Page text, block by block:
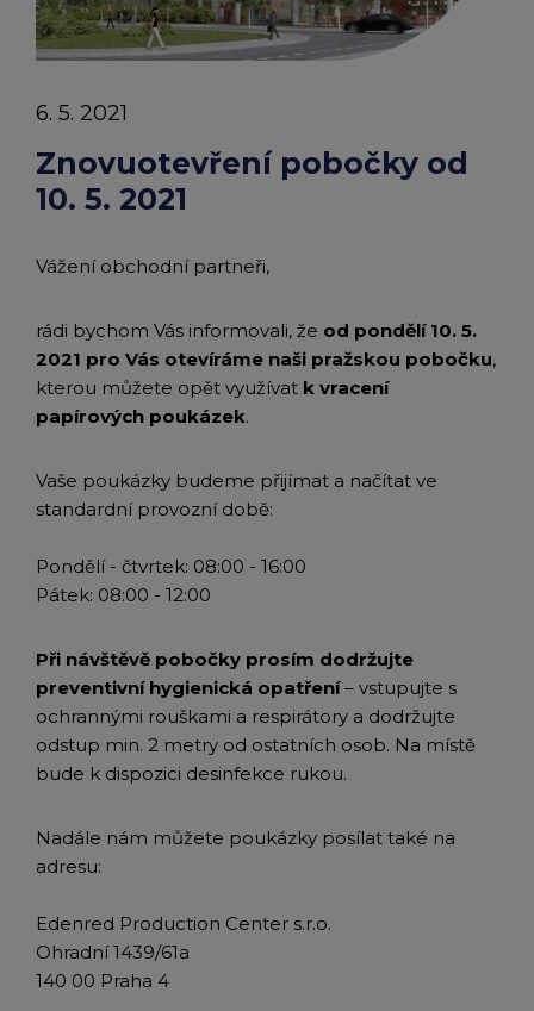
Edenred
Peněženka Edenred Benefits
Edenred Card FKSP
TANKARTA Benefit od Edenred
Informace k migraci na Edenred Card
Edenred Benefits poukázky
Edenred Benefity Premium
Stravenkový portál
Qerko
Ostatní produkty
Edenred Čistý
Edenred Service
Kontakty
Znovuotevření pobočky od
10. 5. 2021
6. 5. 2021
Vážení obchodní partneři,
rádi bychom Vás informovali, že od pondělí 10. 5.
2021 pro Vás otevíráme naši pražskou pobočku,
kterou můžete opět využívat k vracení
papírových poukázek.
Vaše poukázky budeme přijímat a načítat ve
standardní provozní době:
Pondělí - čtvrtek: 08:00 - 16:00
Pátek: 08:00 - 12:00
Při návštěvě pobočky prosím dodržujte
preventivní hygienická opatření– vstupujte s
ochrannými rouškami a respirátory a dodržujte
odstup min. 2 metry od ostatních osob. Na místě
bude k dispozici desinfekce rukou.
Nadále nám můžete poukázky posílat také na
adresu:
Edenred Production Center s.r.o.
Ohradní 1439/61a
140 00 Praha 4